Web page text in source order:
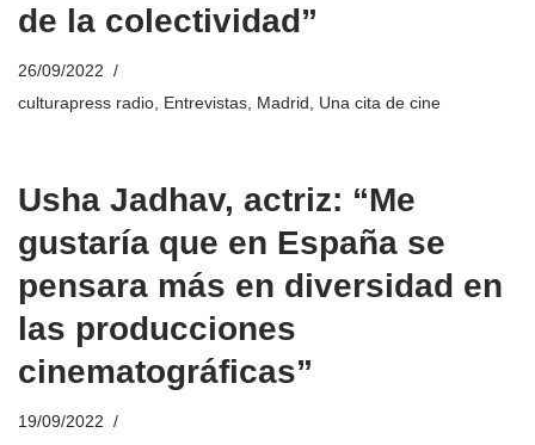
de la colectividad”
26/09/2022
culturapress radio Entrevistas Madrid Una cita de cine
Usha Jadhav, actriz: “Me
gustaría que en España se
pensara más en diversidad en
las producciones
cinematográficas”
19/09/2022